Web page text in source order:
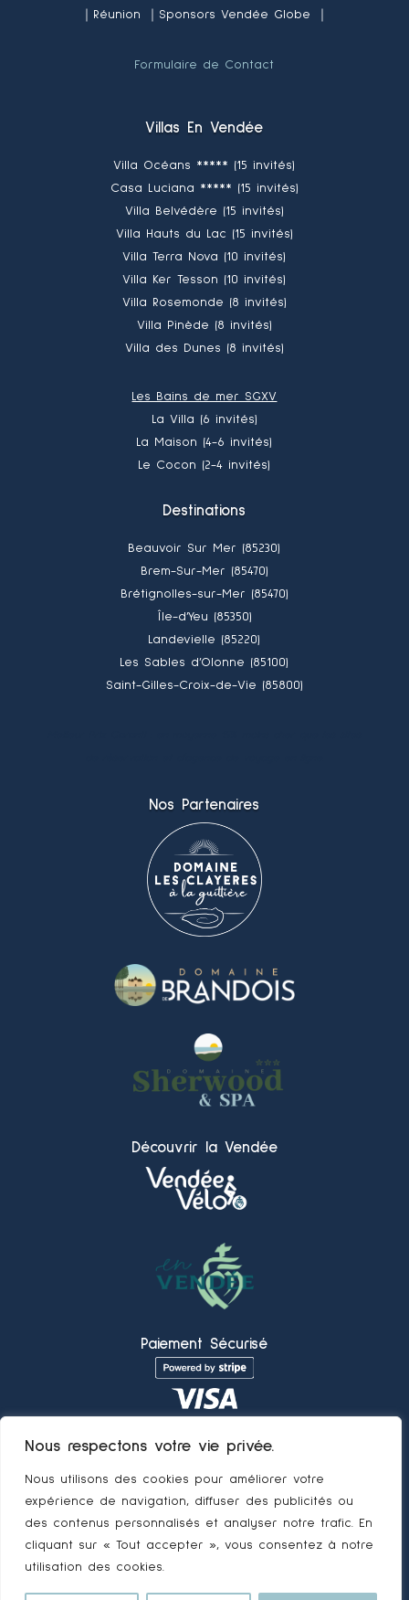
Nous respectons votre vie privée.
Nous utilisons des cookies pour améliorer votre
expérience de navigation, diffuser des publicités ou
des contenus personnalisés et analyser notre trafic. En
cliquant sur « Tout accepter », vous consentez à notre
utilisation des cookies.
｜Réunion ｜Sponsors Vendée Globe ｜
Formulaire de Contact
Villas En Vendée
Villa Océans ***** (15 invités)
Casa Luciana ***** (15 invités)
Villa Belvédère (15 invités)
Villa Hauts du Lac (15 invités)
Villa Terra Nova (10 invités)
Villa Ker Tesson (10 invités)
Villa Rosemonde (8 invités)
Villa Pinède (8 invités)
Villa des Dunes (8 invités)
Les Bains de mer SGXV
La Villa (6 invités)
La Maison (4-6 invités)
Le Cocon (2-4 invités)
Destinations
Beauvoir Sur Mer (85230)
Brem-Sur-Mer (85470)
Brétignolles-sur-Mer (85470)
Île-d’Yeu (85350)
Landevielle (85220)
Les Sables d’Olonne (85100)
Saint-Gilles-Croix-de-Vie (85800)
Nos Partenaires
Découvrir la Vendée
Paiement Sécurisé
–